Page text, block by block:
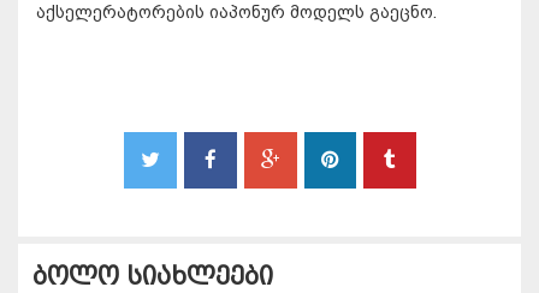
აქსელერატორების იაპონურ მოდელს გაეცნო.
ბოლო სიახლეები